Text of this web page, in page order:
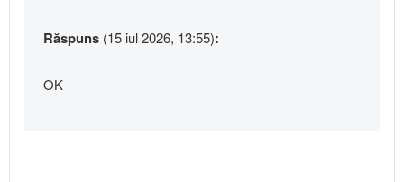
Răspuns (15 iul 2026, 13:55):
OK